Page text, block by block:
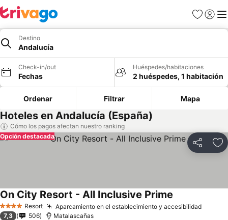
Favoritos
Iniciar
Destino
Andalucía
Check-in/out
Fechas
Huéspedes/habitaciones
2 huéspedes, 1 habitación
Ordenar Filtrar Mapa
Hoteles en Andalucía (España)
Cómo los pagos afectan nuestro ranking
Compartir
Opción destacada
4 EstrellasResort Aparcamiento en el establecimiento y accesibilidadVer
On City Resort - All Inclusive Prime
7,3 506 Matalascañas